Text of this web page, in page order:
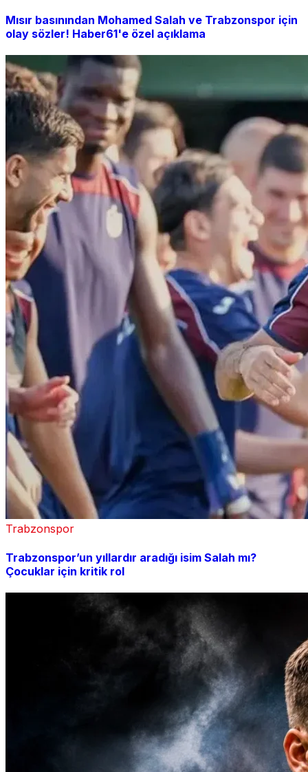
Mısır basınından Mohamed Salah ve Trabzonspor için
olay sözler! Haber61'e özel açıklama
Trabzonspor
Trabzonspor’un yıllardır aradığı isim Salah mı?
Çocuklar için kritik rol